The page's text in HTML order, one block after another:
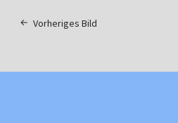
Vorheriges Bild